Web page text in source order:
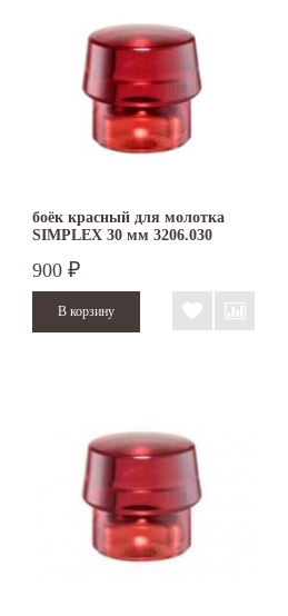
боёк красный для молотка
SIMPLEX 30 мм 3206.030
900 ₽